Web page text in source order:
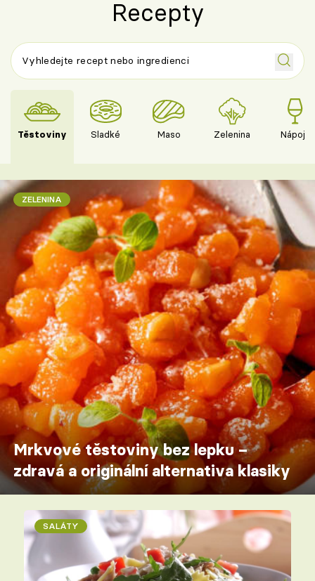
Recepty
Těstoviny Sladké Maso Zelenina Nápoje
ZELENINA
Mrkvové těstoviny bez lepku –
zdravá a originální alternativa klasiky
SALÁTY